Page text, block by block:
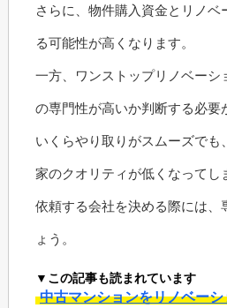
さらに、物件購入資金とリノ
る可能性が高くなります。
一方、ワンストップリノベーシ
の専門性が高いか判断する必要
いくらやり取りがスムーズでも
家のクオリティが低くなってし
依頼する会社を決める際には、
ょう。
▼この記事も読まれています
中古マンションをリノベー